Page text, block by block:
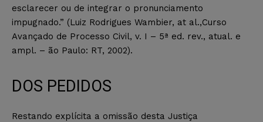
esclarecer ou de integrar o pronunciamento
impugnado.” (Luiz Rodrigues Wambier, at al.,Curso
Avançado de Processo Civil, v. I – 5ª ed. rev., atual. e
ampl. – ão Paulo: RT, 2002).
DOS PEDIDOS
Restando explícita a omissão desta Justiça